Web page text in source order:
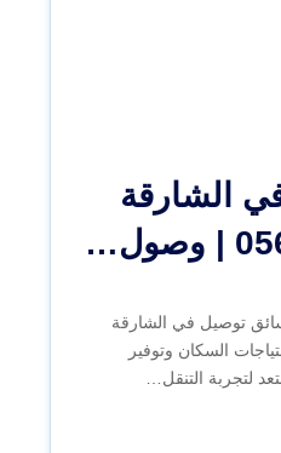
الشارقة
توصيل في الشارقة
السكان وتوفير
لتجربة التنقل…